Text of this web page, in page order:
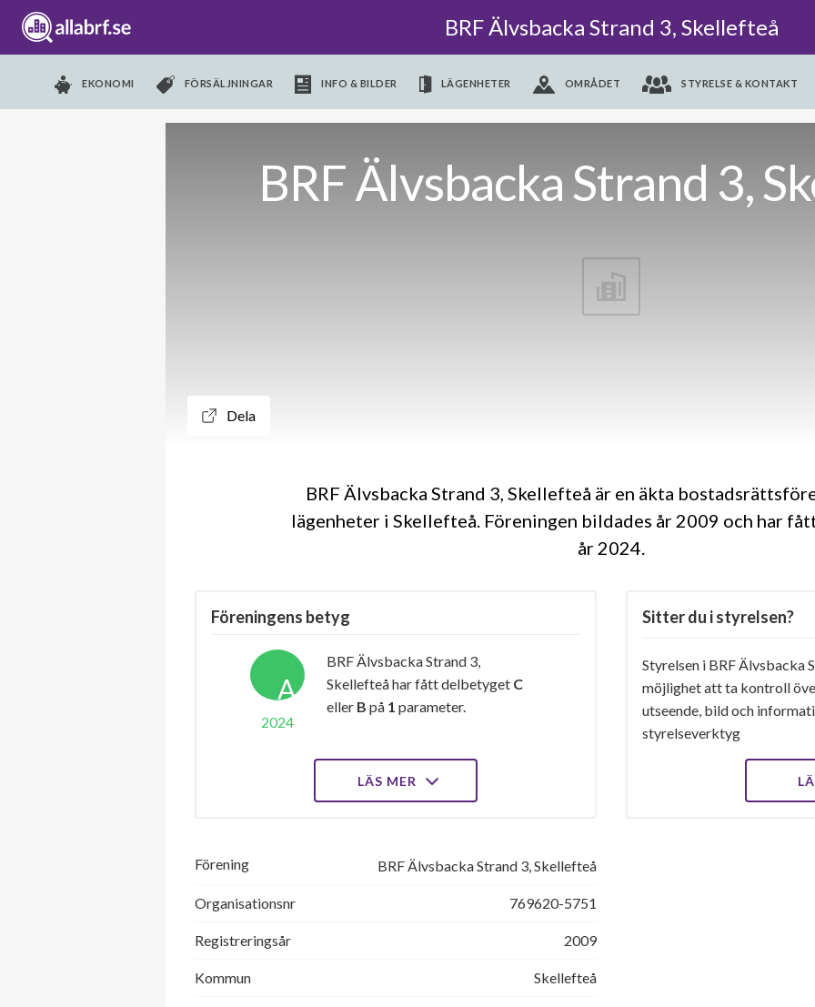
BRF Älvsbacka Strand 3, Skellefteå
EKONOMI FÖRSÄLJNINGAR INFO & BILDER LÄGENHETER OMRÅDET STYRELSE & KONTAKT
BRF Älvsbacka Strand 3,
Dela
BRF Älvsbacka Strand 3, Skellefteå är en äkta
lägenheter i Skellefteå. Föreningen bildades år 2009 och har
år 2024
Föreningens betyg
A
2024
BRF Älvsbacka Strand 3,
Skellefteå har fått delbetyget C
eller B på 1 parameter.
LÄS MER
Sitter du i styrelsen?
Styrelsen i BRF Älvsbacka
möjlighet att ta kontroll
utseende, bild och
styrelseverktyg
Förening BRF Älvsbacka Strand 3, Skellefteå
Organisationsnr 769620-5751
Registreringsår 2009
Kommun Skellefteå